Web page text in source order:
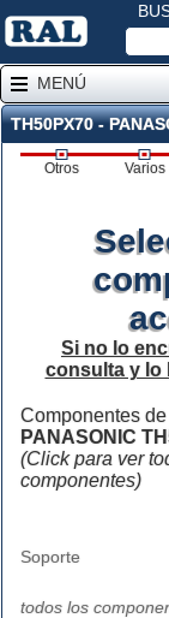
MENÚ
TH50PX70 -
Otros Varios
Si no lo
consulta y lo
Componentes de
PANASONIC
(Click para ver
componentes)
Soporte
todos los